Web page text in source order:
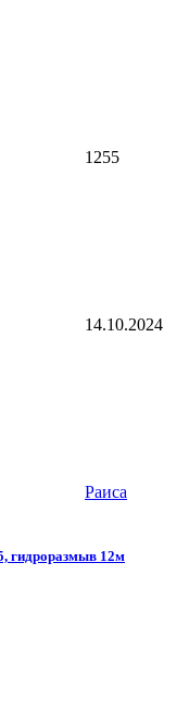
1255
14.10.2024
Раиса
гидроразмыв 12м